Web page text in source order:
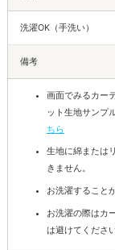
洗濯OK（手洗い）
備考
画面でみるカー
ット生地サンプ
ちら
生地に綿または
きません。
お洗濯すること
お洗濯の際はカ
は避けてください